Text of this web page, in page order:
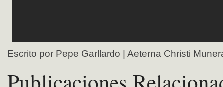
Escrito por Pepe Garllardo | Aeterna Christi
Publicaciones